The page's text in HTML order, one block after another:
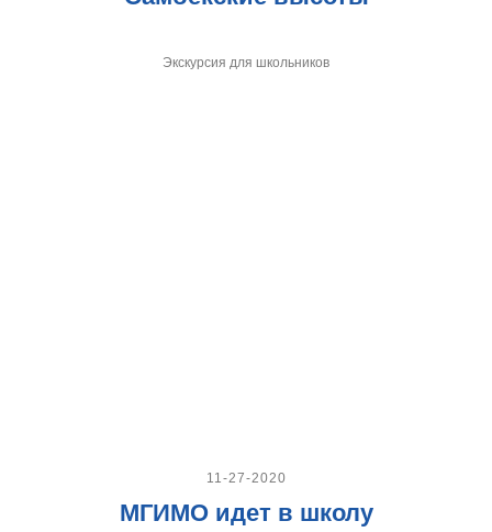
Экскурсия для школьников
11-27-2020
МГИМО идет в школу